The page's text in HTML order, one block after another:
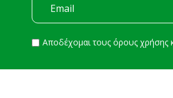
Αποδέχομαι τους όρους χρήσης